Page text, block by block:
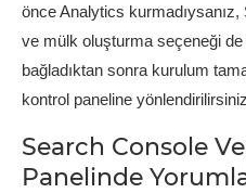
önce Analytics
ve mülk oluşturma seçeneği
bağladıktan sonra kurulum
kontrol paneline
Search Console
Panelinde